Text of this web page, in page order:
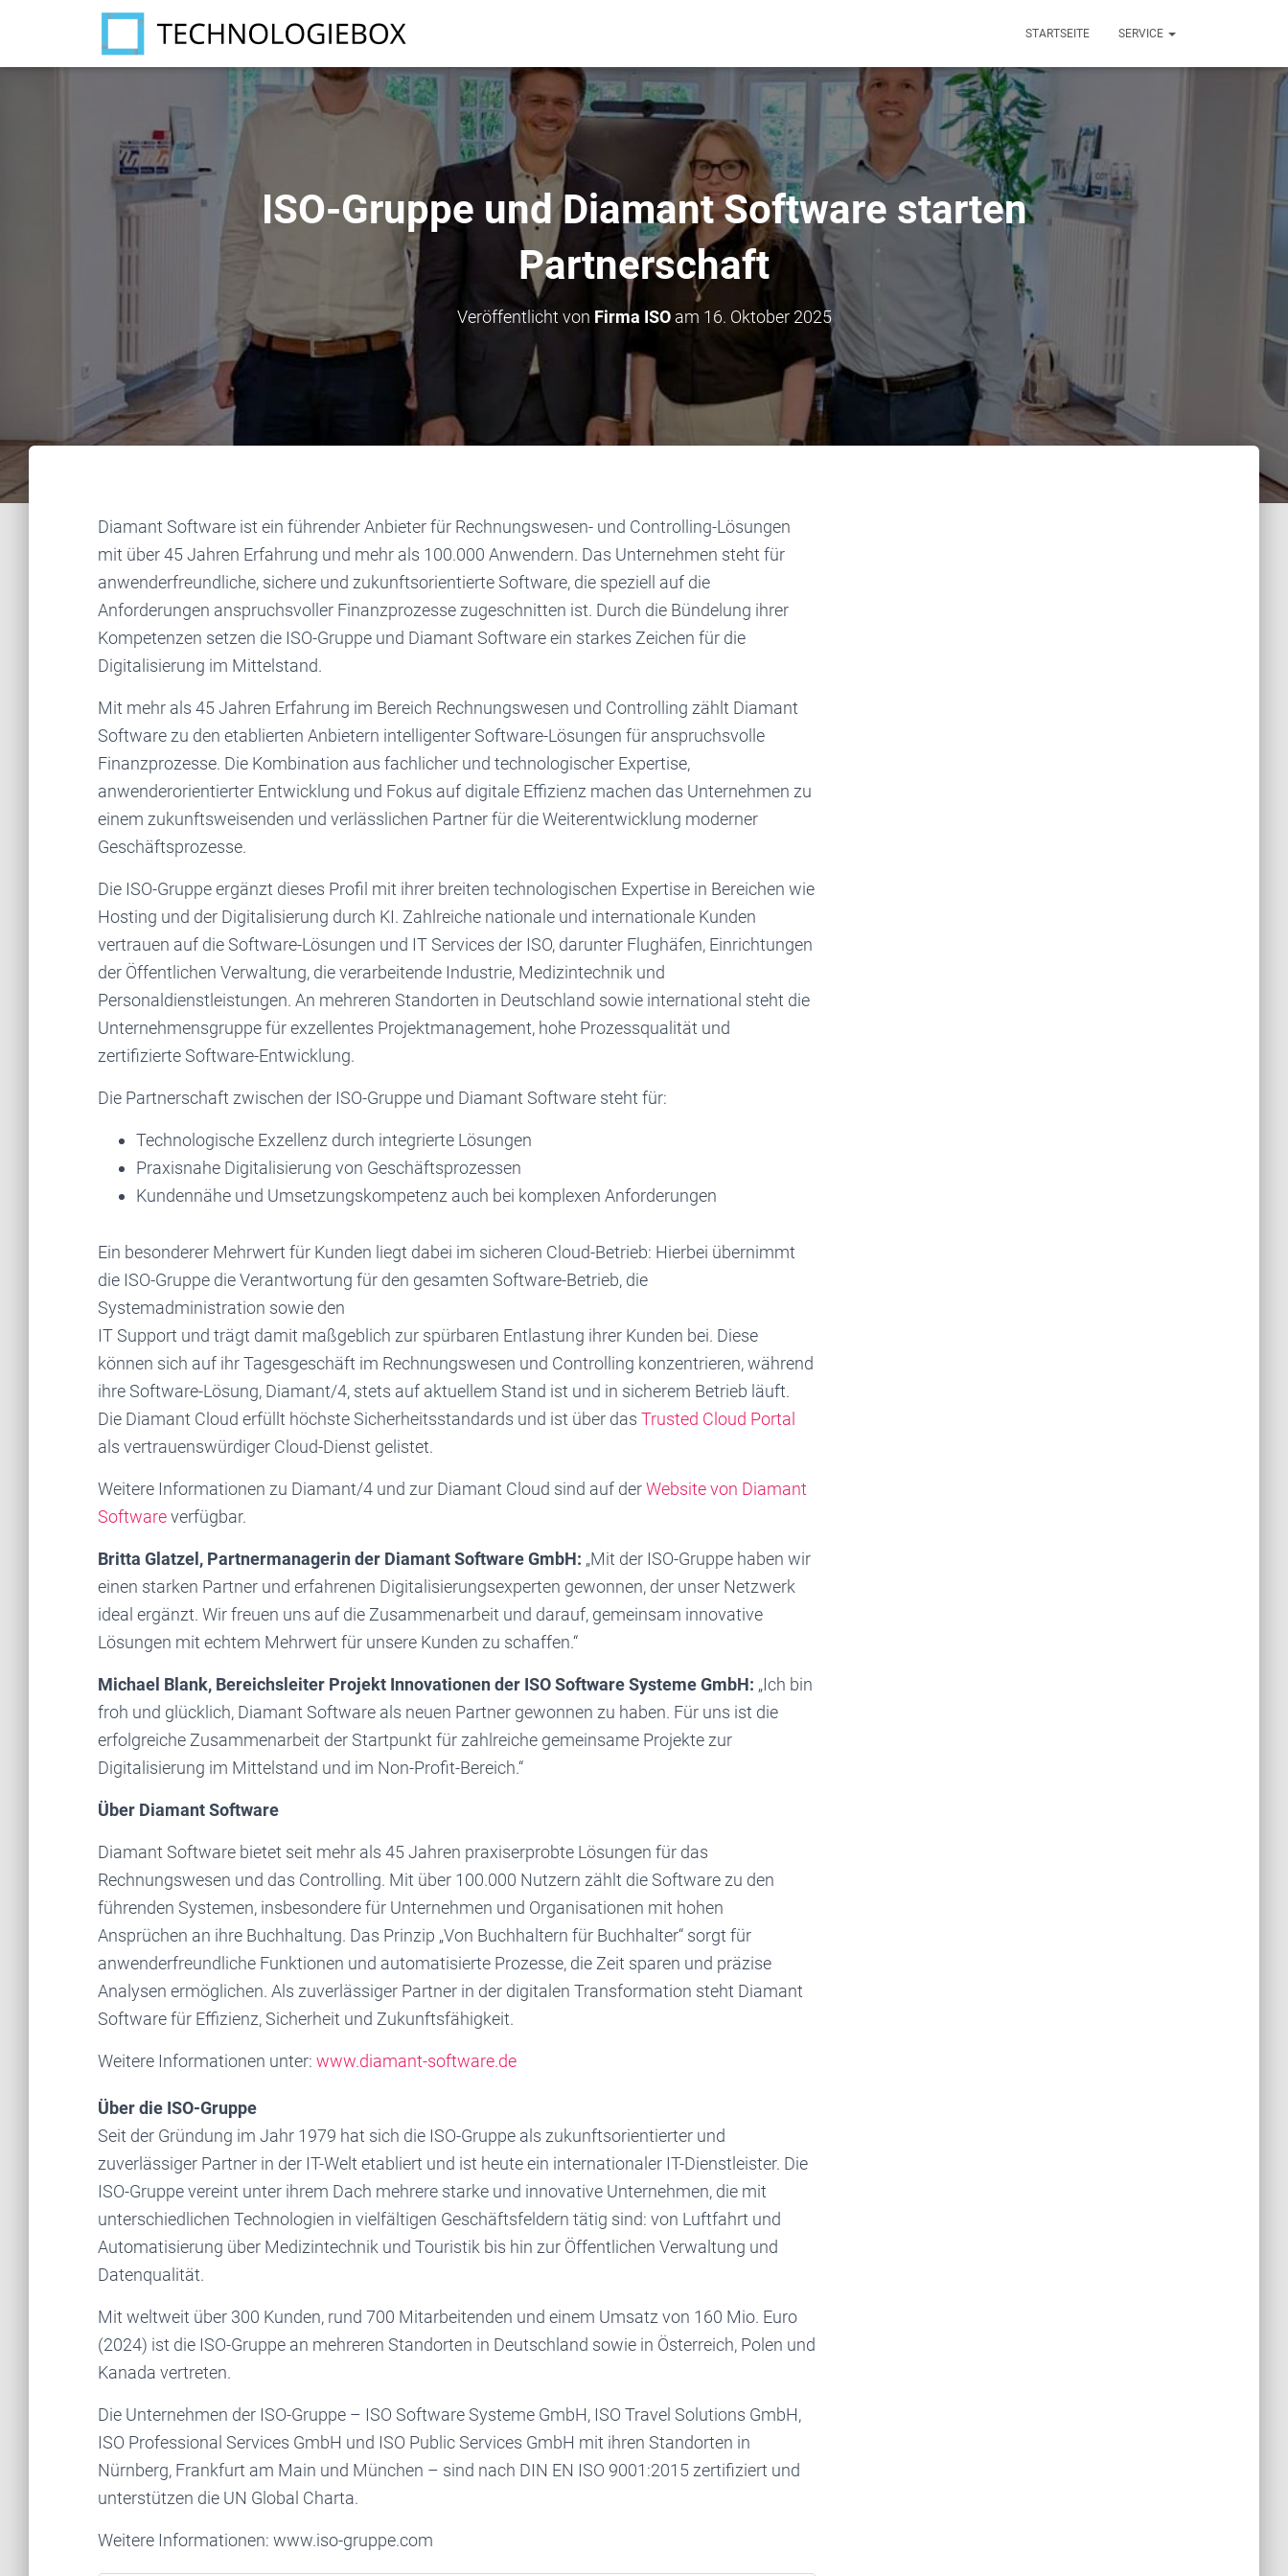
STARTSEITE SERVICE
ISO-Gruppe und Diamant Software starten
Partnerschaft
Veröffentlicht von Firma ISOam 16. Oktober 2025
Diamant Software ist ein führender Anbieter für Rechnungswesen- und Controlling-Lösungen
mit über 45 Jahren Erfahrung und mehr als 100.000 Anwendern. Das Unternehmen steht für
anwenderfreundliche, sichere und zukunftsorientierte Software, die speziell auf die
Anforderungen anspruchsvoller Finanzprozesse zugeschnitten ist. Durch die Bündelung ihrer
Kompetenzen setzen die ISO-Gruppe und Diamant Software ein starkes Zeichen für die
Digitalisierung im Mittelstand.
Mit mehr als 45 Jahren Erfahrung im Bereich Rechnungswesen und Controlling zählt Diamant
Software zu den etablierten Anbietern intelligenter Software-Lösungen für anspruchsvolle
Finanzprozesse. Die Kombination aus fachlicher und technologischer Expertise,
anwenderorientierter Entwicklung und Fokus auf digitale Effizienz machen das Unternehmen zu
einem zukunftsweisenden und verlässlichen Partner für die Weiterentwicklung moderner
Geschäftsprozesse.
Die ISO-Gruppe ergänzt dieses Profil mit ihrer breiten technologischen Expertise in Bereichen wie
Hosting und der Digitalisierung durch KI. Zahlreiche nationale und internationale Kunden
vertrauen auf die Software-Lösungen und IT Services der ISO, darunter Flughäfen, Einrichtungen
der Öffentlichen Verwaltung, die verarbeitende Industrie, Medizintechnik und
Personaldienstleistungen. An mehreren Standorten in Deutschland sowie international steht die
Unternehmensgruppe für exzellentes Projektmanagement, hohe Prozessqualität und
zertifizierte Software-Entwicklung.
Die Partnerschaft zwischen der ISO-Gruppe und Diamant Software steht für:
Technologische Exzellenz durch integrierte Lösungen
Praxisnahe Digitalisierung von Geschäftsprozessen
Kundennähe und Umsetzungskompetenz auch bei komplexen Anforderungen
Ein besonderer Mehrwert für Kunden liegt dabei im sicheren Cloud-Betrieb: Hierbei übernimmt
die ISO-Gruppe die Verantwortung für den gesamten Software-Betrieb, die
Systemadministration sowie den
IT Support und trägt damit maßgeblich zur spürbaren Entlastung ihrer Kunden bei. Diese
können sich auf ihr Tagesgeschäft im Rechnungswesen und Controlling konzentrieren, während
ihre Software-Lösung, Diamant/4, stets auf aktuellem Stand ist und in sicherem Betrieb läuft.
Die Diamant Cloud erfüllt höchste Sicherheitsstandards und ist über das Trusted Cloud Portal
als vertrauenswürdiger Cloud-Dienst gelistet.
Weitere Informationen zu Diamant/4 und zur Diamant Cloud sind auf derWebsite von Diamant
Softwareverfügbar.
Britta Glatzel, Partnermanagerin der Diamant Software GmbH: „Mit der ISO-Gruppe haben wir
einen starken Partner und erfahrenen Digitalisierungsexperten gewonnen, der unser Netzwerk
ideal ergänzt. Wir freuen uns auf die Zusammenarbeit und darauf, gemeinsam innovative
Lösungen mit echtem Mehrwert für unsere Kunden zu schaffen.“
Michael Blank, Bereichsleiter Projekt Innovationen der ISO Software Systeme GmbH: „Ich bin
froh und glücklich, Diamant Software als neuen Partner gewonnen zu haben. Für uns ist die
erfolgreiche Zusammenarbeit der Startpunkt für zahlreiche gemeinsame Projekte zur
Digitalisierung im Mittelstand und im Non-Profit-Bereich.“
Über Diamant Software
Diamant Software bietet seit mehr als 45 Jahren praxiserprobte Lösungen für das
Rechnungswesen und das Controlling. Mit über 100.000 Nutzern zählt die Software zu den
führenden Systemen, insbesondere für Unternehmen und Organisationen mit hohen
Ansprüchen an ihre Buchhaltung. Das Prinzip „Von Buchhaltern für Buchhalter“ sorgt für
anwenderfreundliche Funktionen und automatisierte Prozesse, die Zeit sparen und präzise
Analysen ermöglichen. Als zuverlässiger Partner in der digitalen Transformation steht Diamant
Software für Effizienz, Sicherheit und Zukunftsfähigkeit.
Weitere Informationen unter: www.diamant-software.de
Über die ISO-Gruppe
Seit der Gründung im Jahr 1979 hat sich die ISO-Gruppe als zukunftsorientierter und
zuverlässiger Partner in der IT-Welt etabliert und ist heute ein internationaler IT-Dienstleister. Die
ISO-Gruppe vereint unter ihrem Dach mehrere starke und innovative Unternehmen, die mit
unterschiedlichen Technologien in vielfältigen Geschäftsfeldern tätig sind: von Luftfahrt und
Automatisierung über Medizintechnik und Touristik bis hin zur Öffentlichen Verwaltung und
Datenqualität.
Mit weltweit über 300 Kunden, rund 700 Mitarbeitenden und einem Umsatz von 160 Mio. Euro
(2024) ist die ISO-Gruppe an mehreren Standorten in Deutschland sowie in Österreich, Polen und
Kanada vertreten.
Die Unternehmen der ISO-Gruppe – ISO Software Systeme GmbH, ISO Travel Solutions GmbH,
ISO Professional Services GmbH und ISO Public Services GmbH mit ihren Standorten in
Nürnberg, Frankfurt am Main und München – sind nach DIN EN ISO 9001:2015 zertifiziert und
unterstützen die UN Global Charta.
Weitere Informationen: www.iso-gruppe.com